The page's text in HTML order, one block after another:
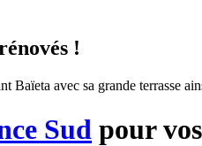
!
Baïeta avec sa grande terrasse
Sud pour